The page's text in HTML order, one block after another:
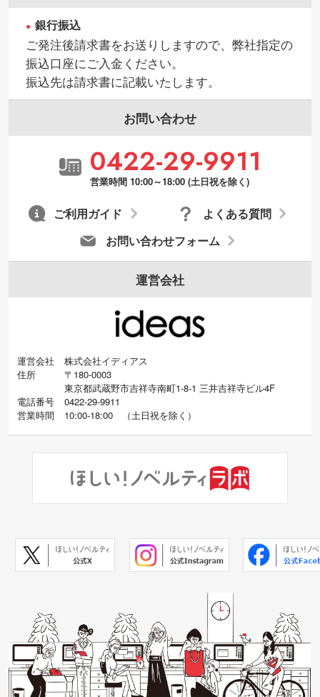
銀行振込
ご発注後請求書をお送りしますので、弊社指定の
振込口座にご入金ください。
振込先は請求書に記載いたします。
お問い合わせ
0422-29-9911
営業時間 10:00～18:00 (土日祝を除く)
お問い合わせフォーム
よくある質問
ご利用ガイド
運営会社
運営会社
株式会社イディアス
住所
〒180-0003
東京都武蔵野市吉祥寺南町1-8-1 三井吉祥寺ビル4F
電話番号
0422-29-9911
営業時間
10:00-18:00 （土日祝を除く）